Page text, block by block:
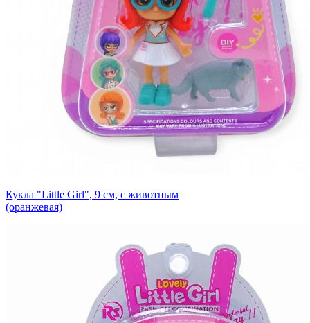
Кукла "Little Girl", 9 см, с животным
(оранжевая)